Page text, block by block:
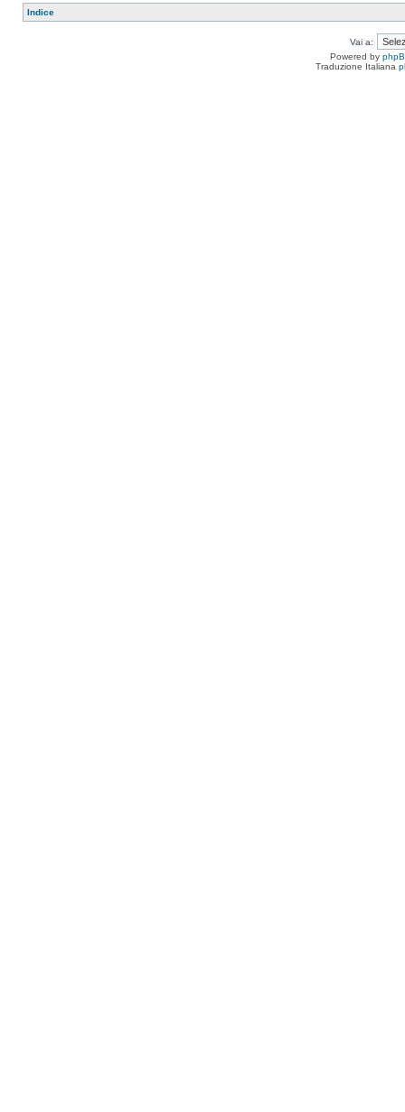
Indice
Vai a:
Powered by
Traduzione Italiana